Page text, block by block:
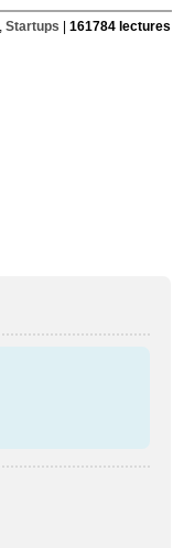
Startups 161784 lectures